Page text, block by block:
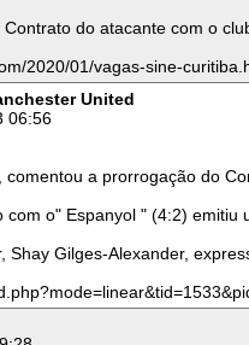
do atacante com o
2020/01/vagas-sine-
United
06:56
a prorrogação do
o" Espanyol " (4:2)
Shay Gilges-Alexander,